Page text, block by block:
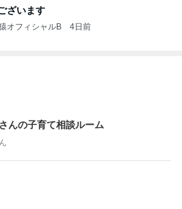
ざいます
オフィシャルB 4日前
んの子育て相談ルーム